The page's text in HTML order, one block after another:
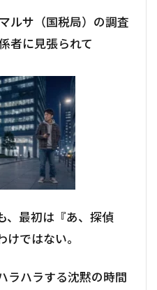
ルサ（国税局）の調査
者に見張られて
、最初は『あ、探偵
ではない。
ラハラする沈黙の時間